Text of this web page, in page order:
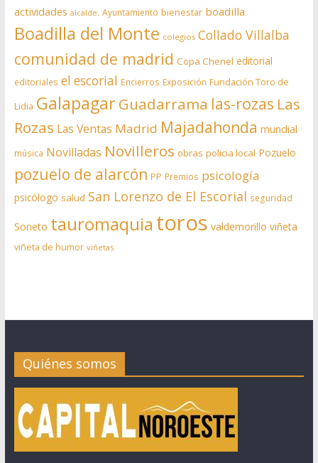
actividades alcalde. Ayuntamiento bienestar boadilla
Boadilla del Monte colegios Collado Villalba
comunidad de madrid Copa Chenel editorial
editoriales el escorial Encierros Exposición Fundación Toro de
Lidia Galapagar Guadarrama las-rozas Las
Rozas Las Ventas Madrid Majadahonda mundial
música Novilladas Novilleros obras policia local Pozuelo
pozuelo de alarcón PP Premios psicología
psicólogo salud San Lorenzo de El Escorial seguridad
Soneto tauromaquia toros valdemorillo viñeta
viñeta de humor viñetas
Quiénes somos